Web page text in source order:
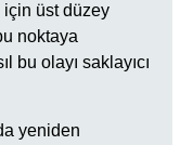
üst düzey
noktaya
bu olayı saklayıcı
yeniden